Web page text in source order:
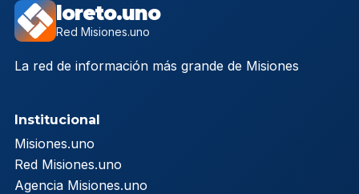
loreto.uno
Red Misiones.uno
La red de información más grande de Misiones
Institucional
Misiones.uno
Red Misiones.uno
Agencia Misiones.uno